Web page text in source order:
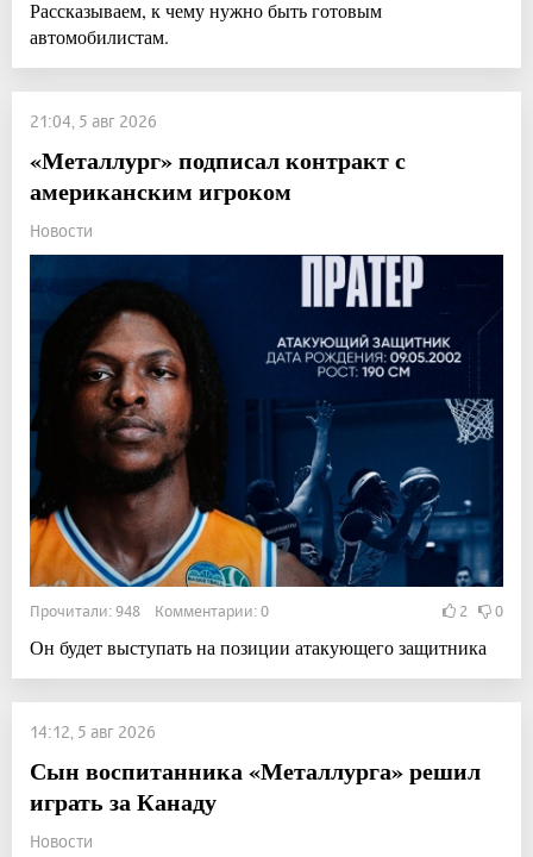
Рассказываем, к чему нужно быть готовым
автомобилистам.
21:04, 5 авг 2026
«Металлург» подписал контракт с
американским игроком
Новости
Прочитали: 948 Комментарии: 0 2 0
Он будет выступать на позиции атакующего защитника
14:12, 5 авг 2026
Сын воспитанника «Металлурга» решил
играть за Канаду
Новости